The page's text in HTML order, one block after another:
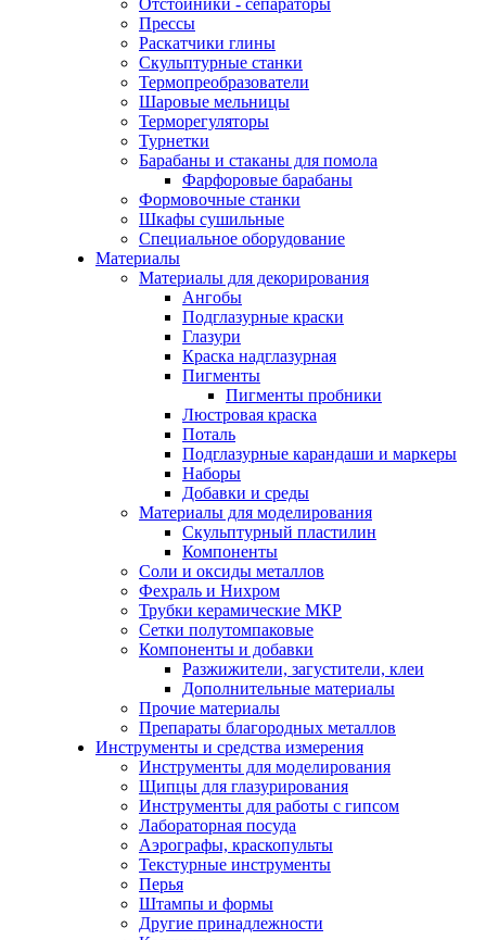
Отстойники - сепараторы
Прессы
Раскатчики глины
Скульптурные станки
Термопреобразователи
Шаровые мельницы
Терморегуляторы
Турнетки
Барабаны и стаканы для помола
Фарфоровые барабаны
Формовочные станки
Шкафы сушильные
Специальное оборудование
Материалы
Материалы для декорирования
Ангобы
Подглазурные краски
Глазури
Краска надглазурная
Пигменты
Пигменты пробники
Люстровая краска
Поталь
Подглазурные карандаши и маркеры
Наборы
Добавки и среды
Материалы для моделирования
Скульптурный пластилин
Компоненты
Соли и оксиды металлов
Фехраль и Нихром
Трубки керамические МКР
Сетки полутомпаковые
Компоненты и добавки
Разжижители, загустители, клеи
Дополнительные материалы
Прочие материалы
Препараты благородных металлов
Инструменты и средства измерения
Инструменты для моделирования
Щипцы для глазурирования
Инструменты для работы с гипсом
Лабораторная посуда
Аэрографы, краскопульты
Текстурные инструменты
Перья
Штампы и формы
Другие принадлежности